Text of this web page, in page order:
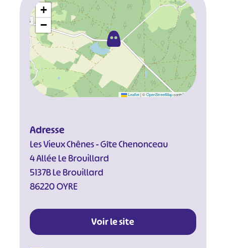
+
−
Leaflet |©OpenStreetMapcontributors
Adresse
Les Vieux Chênes - Gîte Chenonceau
4 Allée Le Brouillard
5137B Le Brouillard
86220 OYRE
Voir le site